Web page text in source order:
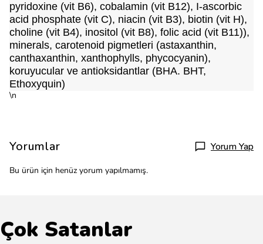
pyridoxine (vit B6), cobalamin (vit B12), I-ascorbic
acid phosphate (vit C), niacin (vit B3), biotin (vit H),
choline (vit B4), inositol (vit B8), folic acid (vit B11)),
minerals, carotenoid pigmetleri (astaxanthin,
canthaxanthin, xanthophylls, phycocyanin),
koruyucular ve antioksidantlar (BHA. BHT,
Ethoxyquin)
\n
Yorumlar Yorum Yap
Bu ürün için henüz yorum yapılmamış.
Çok Satanlar